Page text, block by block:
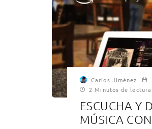
Carlos Jiménez
2 Minutos de lectura
ESCUCHA Y
MÚSICA